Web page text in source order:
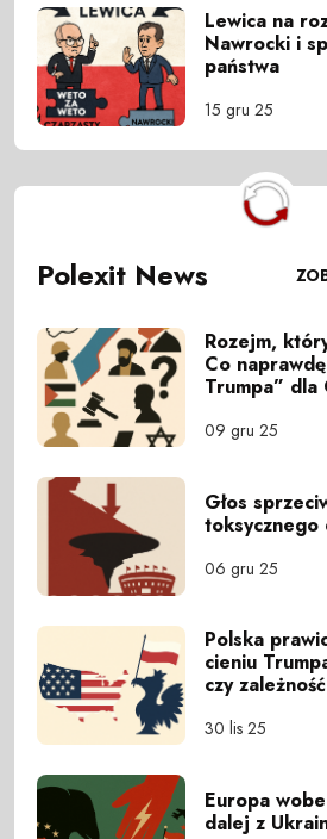
Lewica na
Nawrocki i
państwa
15 gru 25
Polexit News
Rozejm,
Co
Trumpa” dla
09 gru 25
Głos
06 gru 25
Polska
cieniu
czy zależność
30 lis 25
Europa
dalej z